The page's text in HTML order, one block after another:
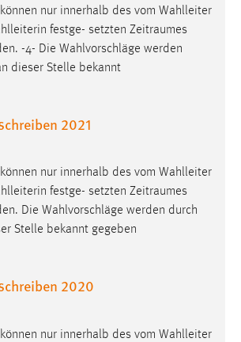
nur innerhalb des vom Wahlleiter
festge- setzten Zeitraumes
-4- Die Wahlvorschläge werden
dieser Stelle bekannt
2021
nur innerhalb des vom Wahlleiter
festge- setzten Zeitraumes
Die Wahlvorschläge werden durch
Stelle bekannt gegeben
2020
nur innerhalb des vom Wahlleiter
um die Chatfunktion nutzen zu können.
= 1 Jahr
be_lastLoginProvider
können.